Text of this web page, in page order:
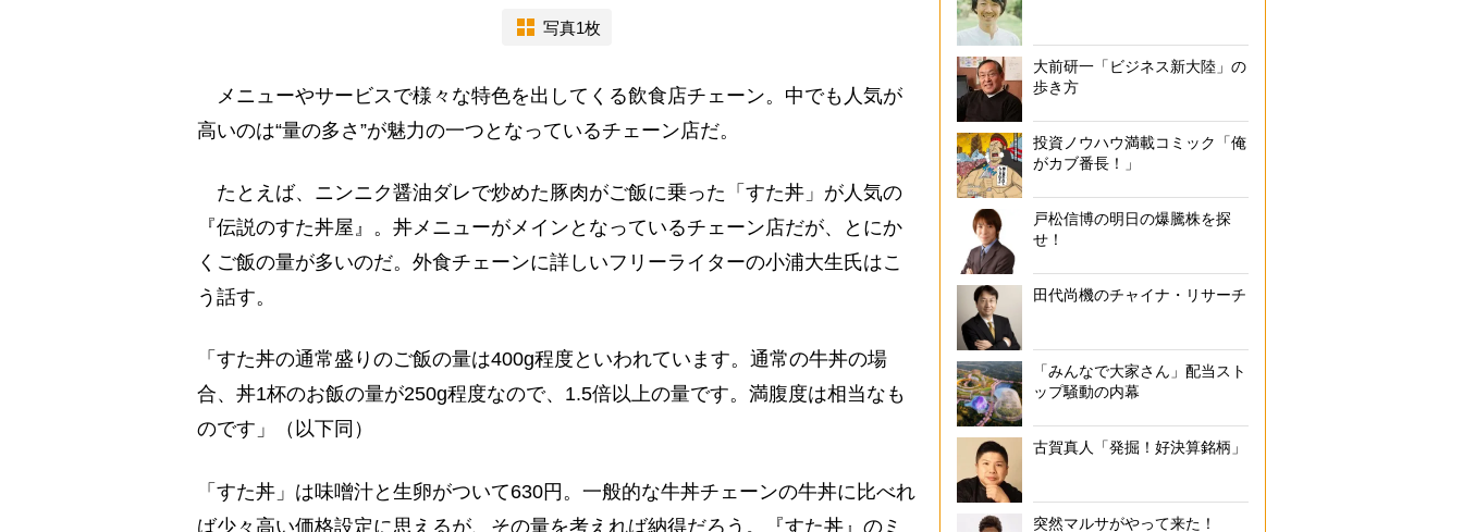
写真1枚
メニューやサービスで様々な特色を出してくる飲食店チェーン。中でも人気が
高いのは“量の多さ”が魅力の一つとなっているチェーン店だ。
たとえば、ニンニク醤油ダレで炒めた豚肉がご飯に乗った「すた丼」が人気の
『伝説のすた丼屋』。丼メニューがメインとなっているチェーン店だが、とにか
くご飯の量が多いのだ。外食チェーンに詳しいフリーライターの小浦大生氏はこ
う話す。
「すた丼の通常盛りのご飯の量は400g程度といわれています。通常の牛丼の場
合、丼1杯のお飯の量が250g程度なので、1.5倍以上の量です。満腹度は相当なも
のです」（以下同）
「すた丼」は味噌汁と生卵がついて630円。一般的な牛丼チェーンの牛丼に比べれ
ば少々高い価格設定に思えるが、その量を考えれば納得だろう。『すた丼』のミ
大前研一「ビジネス新大陸」の
歩き方
投資ノウハウ満載コミック「俺
がカブ番長！」
戸松信博の明日の爆騰株を探
せ！
田代尚機のチャイナ・リサーチ
「みんなで大家さん」配当スト
ップ騒動の内幕
古賀真人「発掘！好決算銘柄」
突然マルサがやって来た！